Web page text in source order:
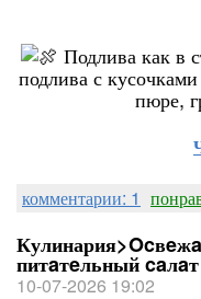
Подлива как в
подлива с
пюре,
комментарии: 1
питaтeльный
10-07-2026 19:02